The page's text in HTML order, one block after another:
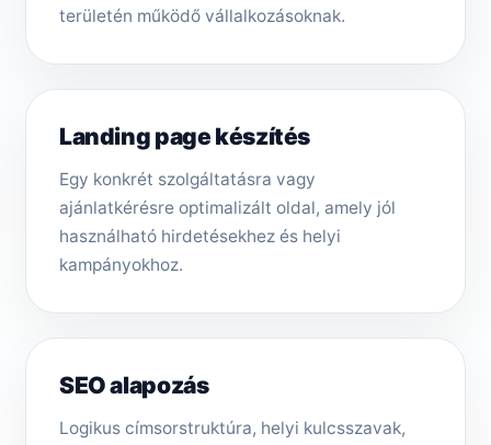
területén működő vállalkozásoknak.
Landing page készítés
Egy konkrét szolgáltatásra vagy
ajánlatkérésre optimalizált oldal, amely jól
használható hirdetésekhez és helyi
kampányokhoz.
SEO alapozás
Logikus címsorstruktúra, helyi kulcsszavak,